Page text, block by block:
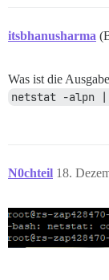
itsbhanusharma
Was ist die
netstat -alpn |
N0chteil 18.